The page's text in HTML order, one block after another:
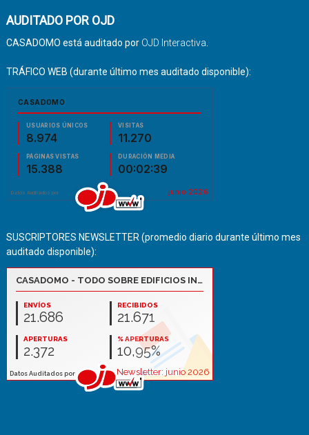
AUDITADO POR OJD
CASADOMO está auditado por OJD Interactiva
TRÁFICO WEB (durante último mes auditado disponible):
SUSCRIPTORES NEWSLETTER (promedio diario durante último mes
auditado disponible):